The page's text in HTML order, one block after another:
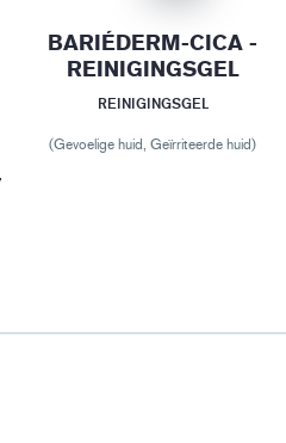
BARIÉDERM-CICA -
REINIGINGSGEL
REINIGINGSGEL
(Gevoelige huid, Geïrriteerde huid)